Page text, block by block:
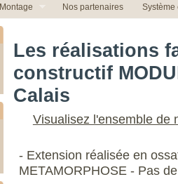
Montage Nos partenaires Système
Les réalisations
constructif
Calais
Visualisez l'ensemble de
- Extension réalisée en
METAMORPHOSE - Pas